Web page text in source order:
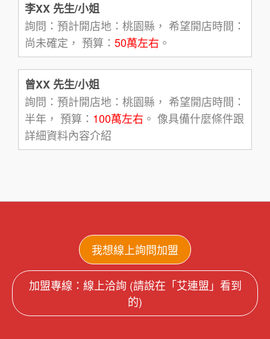
李XX 先生/小姐
詢問：預計開店地：桃園縣， 希望開店時間：
尚未確定， 預算： 50萬左右 。
曾XX 先生/小姐
詢問：預計開店地：桃園縣， 希望開店時間：
半年， 預算： 100萬左右 。 像具備什麼條件跟
詳細資料內容介紹
我想線上詢問加盟
加盟專線：線上洽詢 (請說在「艾連盟」看到
的)